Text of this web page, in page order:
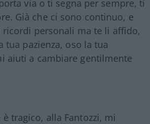
via o ti segna per sempre, ti
Già che ci sono continuo, e
ricordi personali ma te li affido,
tua pazienza, oso la tua
aiuti a cambiare gentilmente
è tragico, alla Fantozzi, mi